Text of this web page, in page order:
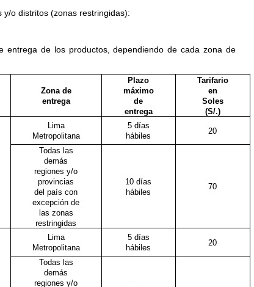
o distritos (zonas restringidas):
entrega de los productos, dependiendo de cada zona de
Zona de
entrega
Plazo
máximo
de
entrega
Tarifario
en
Soles
(S/.)
Lima
Metropolitana
5 días
hábiles
20
Todas las
demás
regiones y/o
provincias
del país con
excepción de
las zonas
restringidas
10 días
hábiles
70
Lima
Metropolitana
5 días
hábiles
20
Todas las
demás
regiones y/o